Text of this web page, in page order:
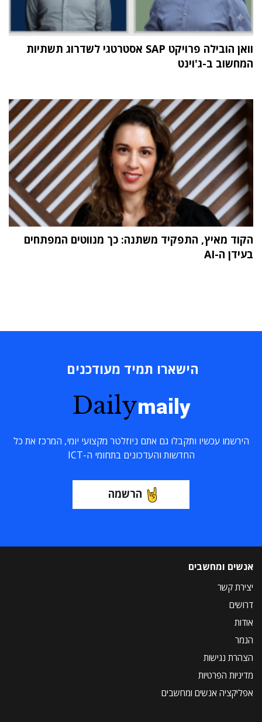
וואן הובילה פרויקט SAP אסטרטגי לשדרוג תשתיות
המחשוב ב-ג'וינט
הקוד מאיץ, התפקיד משתנה: כך מנווטים המפתחים
בעידן ה-AI
הישארו תמיד מעודכנים
Dailymaily
הירשמו עכשיו ותקבלו גם אתם ניוזלטר מקצועי יומי, המרכז את כל
החדשות והעדכונים בתחומי ה-ICT
הרשמה
אנשים ומחשבים
יצירת קשר
דרושים
אודות
הנמר
הצהרת נגישות
מדיניות הפרטיות
אפליקציה אנשים ומחשבים